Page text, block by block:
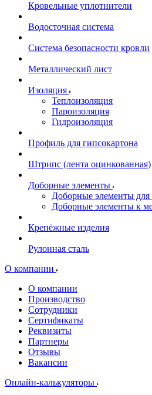
Кровельные уплотнители
Водосточная система
Система безопасности кровли
Металлический лист
Изоляция
Теплоизоляция
Пароизоляция
Гидроизоляция
Профиль для гипсокартона
Штрипс (лента оцинкованная)
Доборные элементы
Доборные элементы
Доборные элементы к
Крепёжные изделия
Рулонная сталь
О компании
О компании
Производство
Сотрудники
Сертификаты
Реквизиты
Партнеры
Отзывы
Вакансии
Онлайн-калькуляторы